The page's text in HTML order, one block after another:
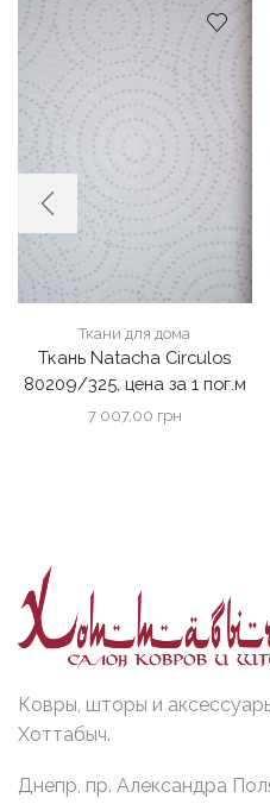
Ткани для дома
Ткань Natacha Circulos
80209/325, цена за 1 пог.м
7 007,00 грн
Ковры, шторы и
Хоттабыч.
Днепр, пр. Александра